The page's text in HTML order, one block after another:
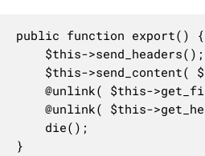
public function export() {
}